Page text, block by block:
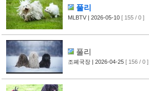
풀리
MLBTV | 2026-05-10 [ 155 / 0 ]
풀리
조폐국장 | 2026-04-25 [ 156 / 0 ]